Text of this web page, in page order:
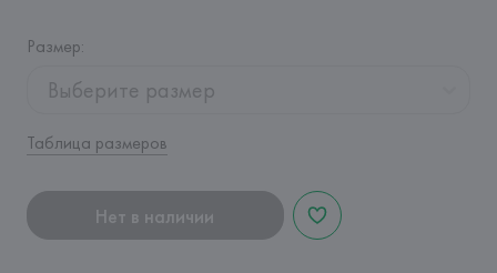
Размер:
Выберите размер
Таблица размеров
Нет в наличии